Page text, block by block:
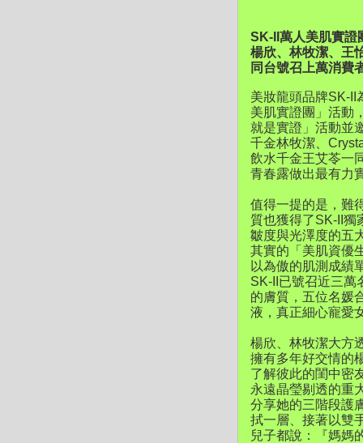
SK-II萬人美肌實證
楊欣、林牧潔、王
同台號召上萬消費
美妝龍頭品牌SK-II
美肌實證團」活動
就是實證」活動並
千金林牧潔、
飲水千金王艾苓一
青春露做出最有力
值得一提的是，難
質也獲得了SK-II獨
皺度與光澤度的五
其實的「美肌資優
以為傲的肌測成績
SK-II已號召近三萬
的膚質，五位名媛
液，真正細心寵愛
楊欣、林牧潔大方
擁有多年好交情的
了解彼此的閨中密
永遠晶瑩剔透的重
分享她的三階段護
拭一層、接著以雙
兒子都說：『媽媽